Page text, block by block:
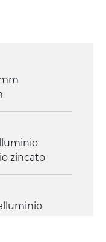
zincato